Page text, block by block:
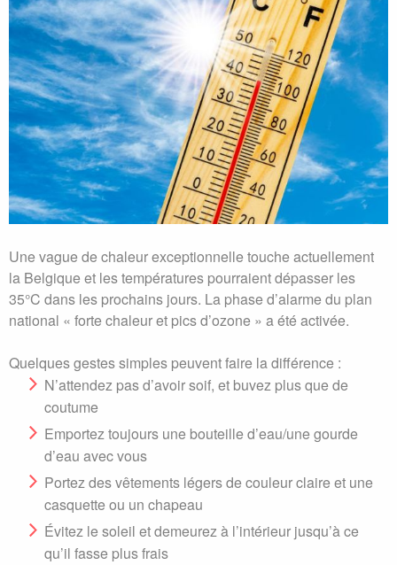
Une vague de chaleur exceptionnelle touche actuellement
la Belgique et les températures pourraient dépasser les
35°C dans les prochains jours. La phase d’alarme du plan
national « forte chaleur et pics d’ozone » a été activée.
Quelques gestes simples peuvent faire la différence :
N’attendez pas d’avoir soif, et buvez plus que de
coutume
Emportez toujours une bouteille d’eau/une gourde
d’eau avec vous
Portez des vêtements légers de couleur claire et une
casquette ou un chapeau
Évitez le soleil et demeurez à l’intérieur jusqu’à ce
qu’il fasse plus frais